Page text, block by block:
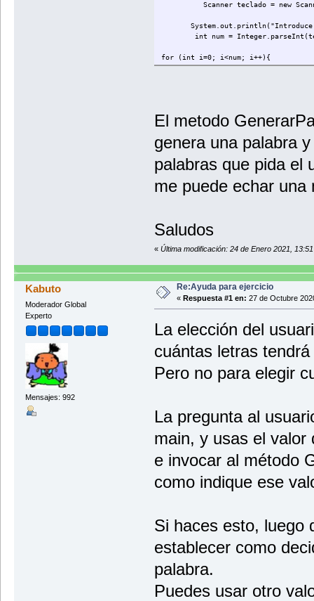
Scanner teclado = new
System.out.println("Introduce el
int num =
for (int i=0; i<num; i++){
int codigoAscii =
}
}
}
El metodo
genera una palabra
palabras que pida el
me puede echar una
Saludos
« Última modificación: 24 de Enero 2021,
Kabuto
Moderador Global
Experto
Mensajes: 992
Re:Ayuda para ejercicio
« Respuesta #1 en: 27 de Octubre
La elección del
cuántas letras
Pero no para elegir
La pregunta al
main, y usas el valor
e invocar al método
como indique ese
Si haces esto, luego
establecer como
palabra.
Puedes usar otro